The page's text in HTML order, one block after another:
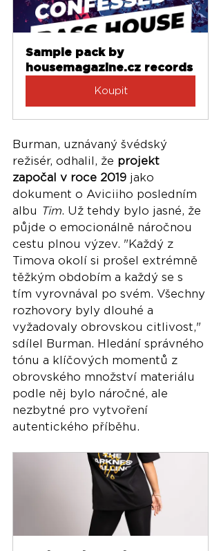
Sample pack by
housemagazine.cz records
Koupit
Burman, uznávaný švédský
režisér, odhalil, že projekt
započal v roce 2019 jako
dokument o Aviciiho posledním
albu Tim. Už tehdy bylo jasné, že
půjde o emocionálně náročnou
cestu plnou výzev. "Každý z
Timova okolí si prošel extrémně
těžkým obdobím a každý se s
tím vyrovnával po svém. Všechny
rozhovory byly dlouhé a
vyžadovaly obrovskou citlivost,"
sdílel Burman. Hledání správného
tónu a klíčových momentů z
obrovského množství materiálu
podle něj bylo náročné, ale
nezbytné pro vytvoření
autentického příběhu.